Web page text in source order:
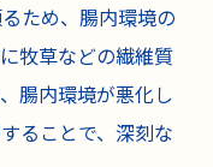
ため、腸内環境の
牧草などの繊維質
腸内環境が悪化し
ることで、深刻な